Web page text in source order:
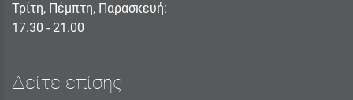
Τρίτη, Πέμπτη, Παρασκευή:
17.30 - 21.00
Δείτε επίσης